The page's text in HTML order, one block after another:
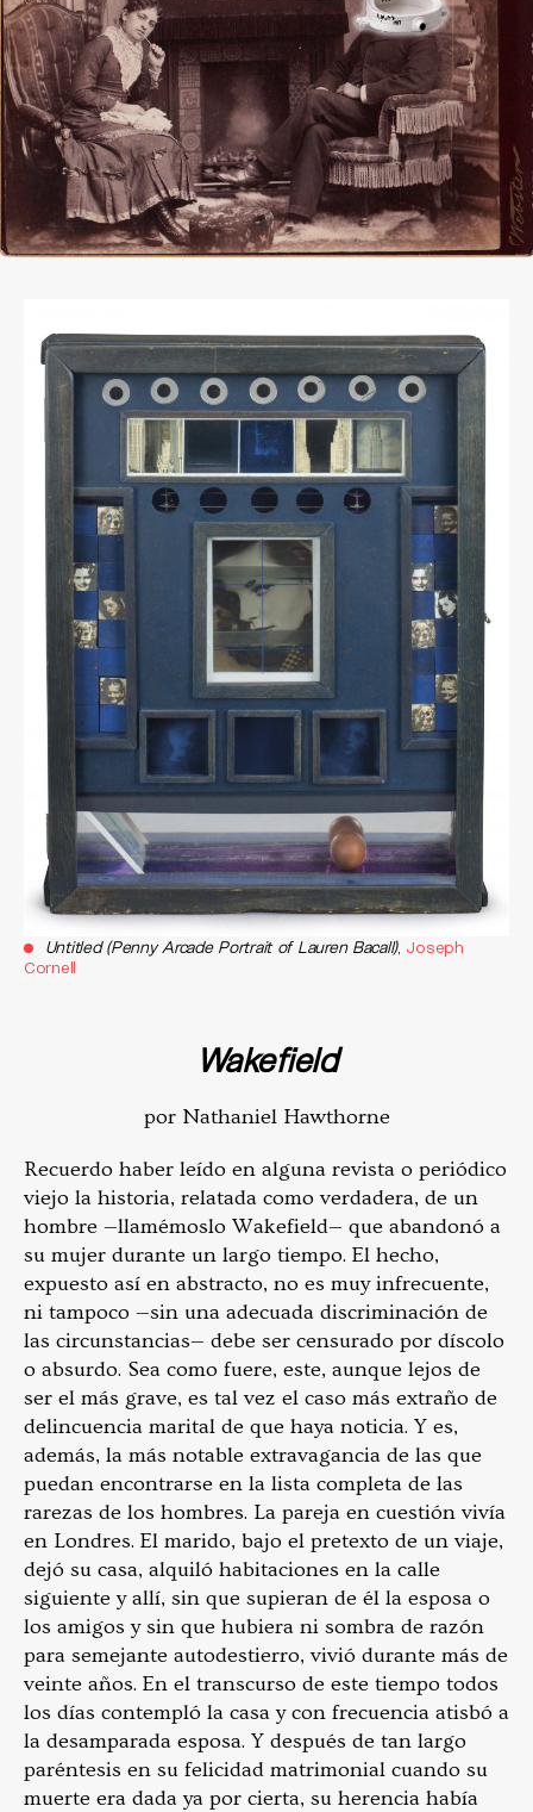
Untitled (Penny Arcade Portrait of Lauren Bacall), Joseph
Cornell
Wakefield
por Nathaniel Hawthorne
Recuerdo haber leído en alguna revista o periódico
viejo la historia, relatada como verdadera, de un
hombre —llamémoslo Wakefield— que abandonó a
su mujer durante un largo tiempo. El hecho,
expuesto así en abstracto, no es muy infrecuente,
ni tampoco —sin una adecuada discriminación de
las circunstancias— debe ser censurado por díscolo
o absurdo. Sea como fuere, este, aunque lejos de
ser el más grave, es tal vez el caso más extraño de
delincuencia marital de que haya noticia. Y es,
además, la más notable extravagancia de las que
puedan encontrarse en la lista completa de las
rarezas de los hombres. La pareja en cuestión vivía
en Londres. El marido, bajo el pretexto de un viaje,
dejó su casa, alquiló habitaciones en la calle
siguiente y allí, sin que supieran de él la esposa o
los amigos y sin que hubiera ni sombra de razón
para semejante autodestierro, vivió durante más de
veinte años. En el transcurso de este tiempo todos
los días contempló la casa y con frecuencia atisbó a
la desamparada esposa. Y después de tan largo
paréntesis en su felicidad matrimonial cuando su
muerte era dada ya por cierta, su herencia había